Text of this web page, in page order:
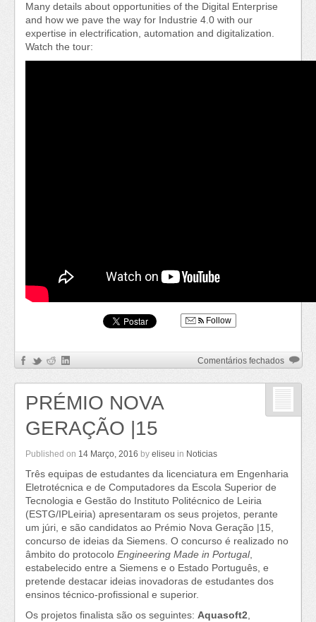
Many details about opportunities of the Digital Enterprise
and how we pave the way for Industrie 4.0 with our
expertise in electrification, automation and digitalization.
Watch the tour:
Follow
Comentários fechadosem
Tour
–
PRÉMIO NOVA
GERAÇÃO |15
Published on 14 Março, 2016 by eliseu in Noticias
Três equipas de estudantes da licenciatura em Engenharia
Eletrotécnica e de Computadores da Escola Superior de
Tecnologia e Gestão do Instituto Politécnico de Leiria
(ESTG/IPLeiria) apresentaram os seus projetos, perante
um júri, e são candidatos ao Prémio Nova Geração |15,
concurso de ideias da Siemens. O concurso é realizado no
âmbito do protocolo Engineering Made in Portugal,
estabelecido entre a Siemens e o Estado Português, e
pretende destacar ideias inovadoras de estudantes dos
ensinos técnico-profissional e superior.
Os projetos finalista são os seguintes: Aquasoft2,